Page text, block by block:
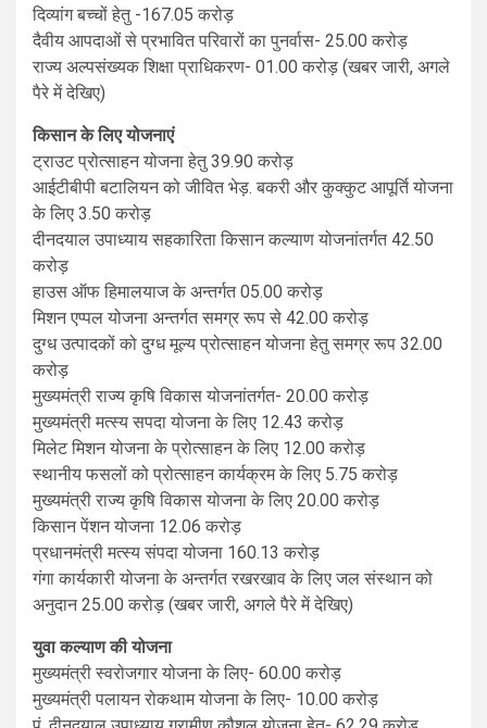
दिव्यांग बच्चों हेतु -167.05 करोड़
दैवीय आपदाओं से प्रभावित परिवारों का पुनर्वास- 25.00 करोड़
राज्य अल्पसंख्यक शिक्षा प्राधिकरण- 01.00 करोड़ (खबर जारी, अगले
पैरे में देखिए)
किसान के लिए योजनाएं
ट्राउट प्रोत्साहन योजना हेतु 39.90 करोड़
आईटीबीपी बटालियन को जीवित भेड़. बकरी और कुक्कुट आपूर्ति योजना
के लिए 3.50 करोड़
दीनदयाल उपाध्याय सहकारिता किसान कल्याण योजनांतर्गत 42.50
करोड़
हाउस ऑफ हिमालयाज के अन्तर्गत 05.00 करोड़
मिशन एप्पल योजना अन्तर्गत समग्र रूप से 42.00 करोड़
दुग्ध उत्पादकों को दुग्ध मूल्य प्रोत्साहन योजना हेतु समग्र रूप 32.00
करोड़
मुख्यमंत्री राज्य कृषि विकास योजनांतर्गत- 20.00 करोड़
मुख्यमंत्री मत्स्य सपदा योजना के लिए 12.43 करोड़
मिलेट मिशन योजना के प्रोत्साहन के लिए 12.00 करोड़
स्थानीय फसलों को प्रोत्साहन कार्यक्रम के लिए 5.75 करोड़
मुख्यमंत्री राज्य कृषि विकास योजना के लिए 20.00 करोड़
किसान पेंशन योजना 12.06 करोड़
प्रधानमंत्री मत्स्य संपदा योजना 160.13 करोड़
गंगा कार्यकारी योजना के अन्तर्गत रखरखाव के लिए जल संस्थान को
अनुदान 25.00 करोड़ (खबर जारी, अगले पैरे में देखिए)
युवा कल्याण की योजना
मुख्यमंत्री स्वरोजगार योजना के लिए- 60.00 करोड़
मुख्यमंत्री पलायन रोकथाम योजना के लिए- 10.00 करोड़